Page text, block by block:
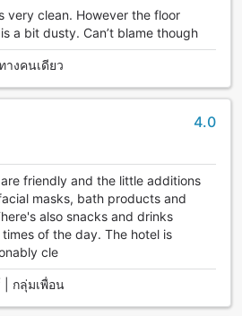
very clean. However the floor
a bit dusty. Can’t blame though
างคนเดียว
4.0
friendly and the little additions
masks, bath products and
also snacks and drinks
of the day. The hotel is
cle
| กลุ่มเพื่อน